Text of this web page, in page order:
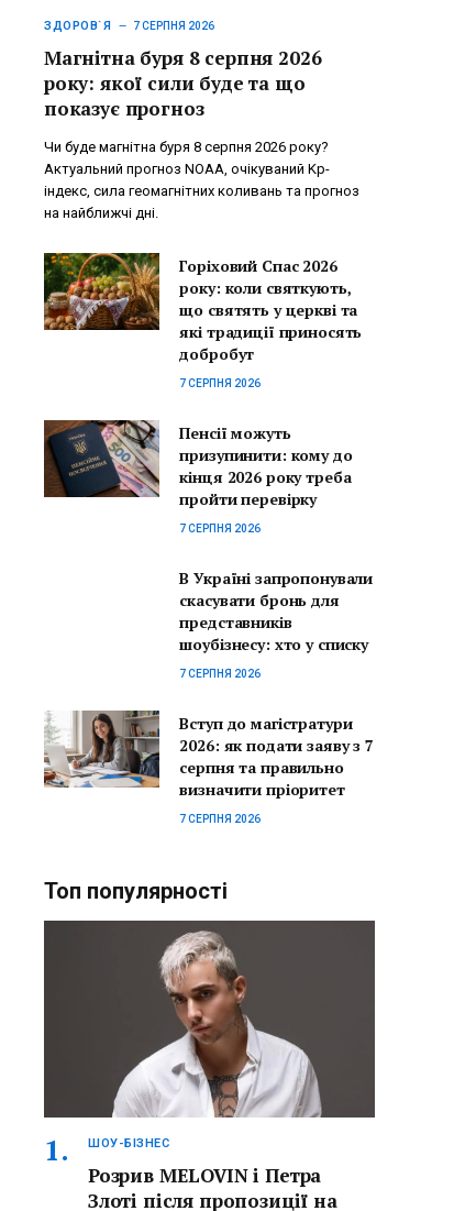
ЗДОРОВ`Я 7 СЕРПНЯ 2026
Магнітна буря 8 серпня 2026
року: якої сили буде та що
показує прогноз
Чи буде магнітна буря 8 серпня 2026 року?
Актуальний прогноз NOAA, очікуваний Kp-
індекс, сила геомагнітних коливань та прогноз
на найближчі дні.
Горіховий Спас 2026
року: коли святкують,
що святять у церкві та
які традиції приносять
добробут
7 СЕРПНЯ 2026
Пенсії можуть
призупинити: кому до
кінця 2026 року треба
пройти перевірку
7 СЕРПНЯ 2026
В Україні запропонували
скасувати бронь для
представників
шоубізнесу: хто у списку
7 СЕРПНЯ 2026
Вступ до магістратури
2026: як подати заяву з 7
серпня та правильно
визначити пріоритет
7 СЕРПНЯ 2026
Топ популярності
ШОУ-БІЗНЕС
Розрив MELOVIN і Петра
Злоті після пропозиції на